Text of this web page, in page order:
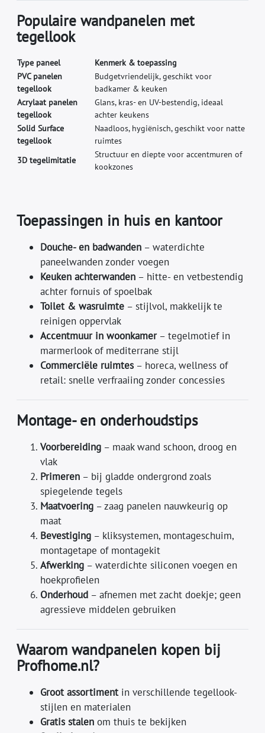
Populaire wandpanelen met
tegellook
Type paneel
Kenmerk & toepassing
PVC panelen
tegellook
Budgetvriendelijk, geschikt voor
badkamer & keuken
Acrylaat panelen
tegellook
Glans, kras- en UV-bestendig, ideaal
achter keukens
Solid Surface
tegellook
Naadloos, hygiënisch, geschikt voor natte
ruimtes
3D tegelimitatie
Structuur en diepte voor accentmuren of
kookzones
Toepassingen in huis en kantoor
Douche- en badwanden – waterdichte
paneelwanden zonder voegen
Keuken achterwanden – hitte- en vetbestendig
achter fornuis of spoelbak
Toilet & wasruimte – stijlvol, makkelijk te
reinigen oppervlak
Accentmuur in woonkamer– tegelmotief in
marmerlook of mediterrane stijl
Commerciële ruimtes – horeca, wellness of
retail: snelle verfraaiing zonder concessies
Montage- en onderhoudstips
Voorbereiding – maak wand schoon, droog en
vlak
Primeren – bij gladde ondergrond zoals
spiegelende tegels
Maatvoering – zaag panelen nauwkeurig op
maat
Bevestiging – kliksystemen, montageschuim,
montagetape of montagekit
Afwerking – waterdichte siliconen voegen en
hoekprofielen
Onderhoud – afnemen met zacht doekje; geen
agressieve middelen gebruiken
Waarom wandpanelen kopen bij
Profhome.nl?
Groot assortimentin verschillende tegellook-
stijlen en materialen
Gratis stalen om thuis te bekijken